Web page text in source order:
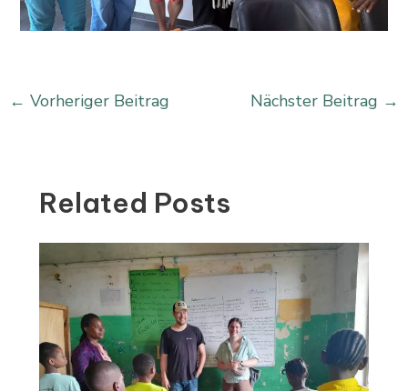
← Vorheriger Beitrag Nächster Beitrag →
Related Posts